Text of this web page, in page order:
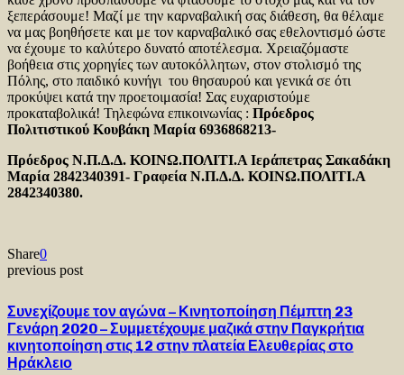
ξεπεράσουμε! Μαζί με την καρναβαλική σας διάθεση, θα θέλαμε
να μας βοηθήσετε και με τον καρναβαλικό σας εθελοντισμό ώστε
να έχουμε το καλύτερο δυνατό αποτέλεσμα. Χρειαζόμαστε
βοήθεια στις χορηγίες των αυτοκόλλητων, στον στολισμό της
Πόλης, στο παιδικό κυνήγι του θησαυρού και γενικά σε ότι
προκύψει κατά την προετοιμασία! Σας ευχαριστούμε
προκαταβολικά! Τηλεφώνα επικοινωνίας : Πρόεδρος
Πολιτιστικού Κουβάκη Μαρία 6936868213-
Πρόεδρος Ν.Π.Δ.Δ. ΚΟΙΝΩ.ΠΟΛΙΤΙ.Α Ιεράπετρας Σακαδάκη
Μαρία 2842340391- Γραφεία Ν.Π.Δ.Δ. ΚΟΙΝΩ.ΠΟΛΙΤΙ.Α
2842340380.
Share0
previous post
Συνεχίζουμε τον αγώνα – Κινητοποίηση Πέμπτη 23
Γενάρη 2020 – Συμμετέχουμε μαζικά στην Παγκρήτια
κινητοποίηση στις 12 στην πλατεία Ελευθερίας στο
Ηράκλειο